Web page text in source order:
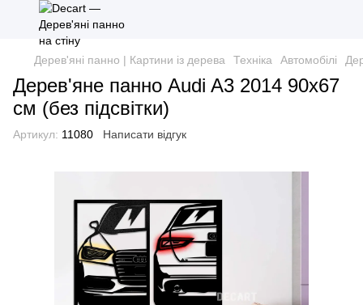
Дерев'яні панно | Картини із дерева Техніка Автомобілі
Дерев'яне панно Audi A3 2014 90х67
см (без підсвітки)
Артикул: 11080 Написати відгук